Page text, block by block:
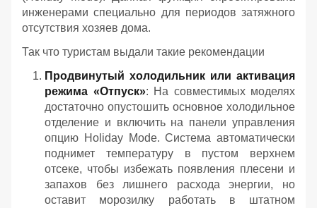
инженерами специально для периодов затяжного
отсутствия хозяев дома.
Так что туристам выдали такие рекомендации
Продвинутый холодильник или активация
режима «Отпуск»: На совместимых моделях
достаточно опустошить основное холодильное
отделение и включить на панели управления
опцию Holiday Mode. Система автоматически
поднимет температуру в пустом верхнем
отсеке, чтобы избежать появления плесени и
запахов без лишнего расхода энергии, но
оставит морозилку работать в штатном